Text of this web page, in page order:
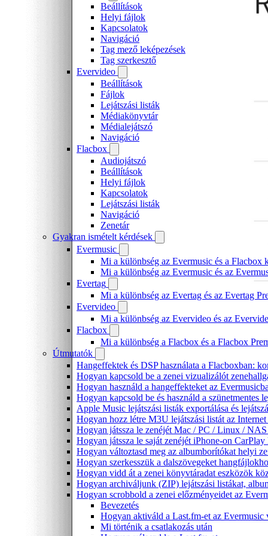
Beállítások
Helyi fájlok
Kapcsolatok
Navigáció
Tag mező leképezések
Tag szerkesztő
Evervideo
Beállítások
Fájlok
Lejátszási listák
Médiakönyvtár
Médialejátszó
Navigáció
Flacbox
Audiojátszó
Beállítások
Helyi fájlok
Kapcsolatok
Lejátszási listák
Navigáció
Zenetár
Gyakran ismételt kérdések
Evermusic
Mi a különbség az Evermusic és a Flacbox
Mi a különbség az Evermusic és az
Evertag
Mi a különbség az Evertag és az Evertag
Evervideo
Mi a különbség az Evervideo és az
Flacbox
Mi a különbség a Flacbox és a Flacbox
Útmutatók
Hangeffektek és DSP használata a Flacboxban:
Hogyan kapcsold be a zenei vizualizálót
Hogyan használd a hangeffekteket az
Hogyan kapcsold be és használd a szünetmentes
Apple Music lejátszási listák exportálása és
Hogyan hozz létre M3U lejátszási listát az
Hogyan játssza le zenéjét Mac / PC / Linux /
Hogyan játssza le saját zenéjét iPhone-on CarPlay
Hogyan változtasd meg az albumborítókat helyi
Hogyan szerkesszük a dalszövegeket
Hogyan vidd át a zenei könyvtáradat eszközök
Hogyan archiváljunk (ZIP) lejátszási listákat,
Hogyan scrobbold a zenei előzményeidet az
Bevezetés
Hogyan aktiváld a Last.fm-et az Evermusic
Mi történik a csatlakozás után